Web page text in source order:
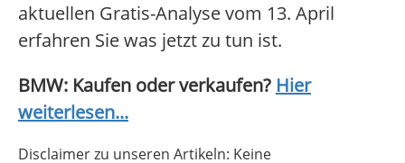
aktuellen Gratis-Analyse vom 13. April
erfahren Sie was jetzt zu tun ist.
BMW: Kaufen oder verkaufen? Hier
weiterlesen...
Disclaimer zu unseren Artikeln: Keine